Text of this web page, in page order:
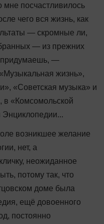
посчастливилось
чего вся жизнь, как
— скромные ли,
— из прежних
придумаешь, —
жизнь»,
«Советская музыка» и
в «Комсомольской
возникшее желание
нет, а
неожиданное
потому так, что
доме была
ещё довоенного
постоянно